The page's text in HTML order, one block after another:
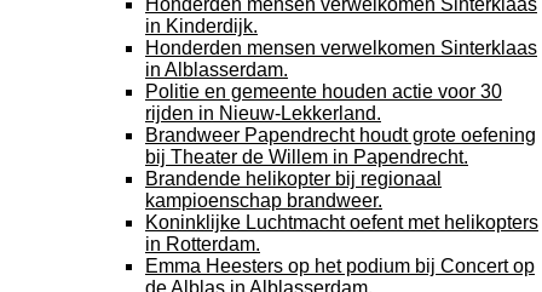
Honderden mensen verwelkomen Sinterklaas
in Kinderdijk.
Honderden mensen verwelkomen Sinterklaas
in Alblasserdam.
Politie en gemeente houden actie voor 30
rijden in Nieuw-Lekkerland.
Brandweer Papendrecht houdt grote oefening
bij Theater de Willem in Papendrecht.
Brandende helikopter bij regionaal
kampioenschap brandweer.
Koninklijke Luchtmacht oefent met helikopters
in Rotterdam.
Emma Heesters op het podium bij Concert op
de Alblas in Alblasserdam.